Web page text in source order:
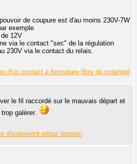
de coupure est d'au moins 230V-7W
exemple
12V
via le contact "sec" de la régulation
230V via le contact du relais.
d'un contact à fermeture libre de potentiel
le fil raccordé sur le mauvais départ et
galérer.
d'isolement retour tension